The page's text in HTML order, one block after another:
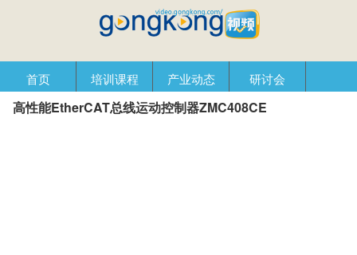
首页 培训课程 产业动态
研讨会
产品在线
自动化播客 创新管理 企业视窗
高性能EtherCAT总线运动控制器ZMC408CE